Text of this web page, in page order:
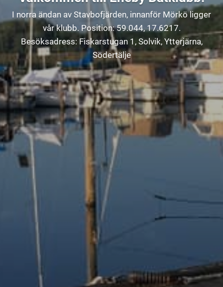
I norra ändan av Stavbofjärden, innanför Mörkö ligger
vår klubb. Position: 59.044, 17.6217.
Besöksadress: Fiskarstugan 1, Solvik, Ytterjärna,
Södertälje